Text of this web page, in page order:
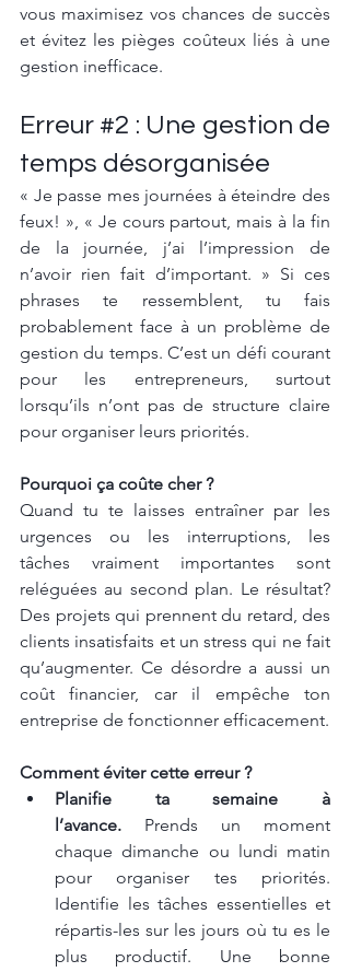
vous maximisez vos chances de succès
et évitez les pièges coûteux liés à une
gestion inefficace.
Erreur #2 : Une gestion de
temps désorganisée
« Je passe mes journées à éteindre des
feux! », « Je cours partout, mais à la fin
de la journée, j’ai l’impression de
n’avoir rien fait d’important. » Si ces
phrases te ressemblent, tu fais
probablement face à un problème de
gestion du temps. C’est un défi courant
pour les entrepreneurs, surtout
lorsqu’ils n’ont pas de structure claire
pour organiser leurs priorités.
Pourquoi ça coûte cher ?
Quand tu te laisses entraîner par les
urgences ou les interruptions, les
tâches vraiment importantes sont
reléguées au second plan. Le résultat?
Des projets qui prennent du retard, des
clients insatisfaits et un stress qui ne fait
qu’augmenter. Ce désordre a aussi un
coût financier, car il empêche ton
entreprise de fonctionner efficacement.
Comment éviter cette erreur ?
Planifie ta semaine à
l’avance. Prends un moment
chaque dimanche ou lundi matin
pour organiser tes priorités.
Identifie les tâches essentielles et
répartis-les sur les jours où tu es le
plus productif. Une bonne